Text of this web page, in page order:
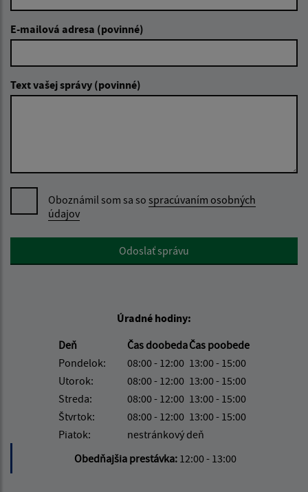
E-mailová adresa (povinné)
Text vašej správy (povinné)
Oboznámil som sa so spracúvaním osobných
údajov
Google reCaptcha ResponseOdoslať správu
Úradné hodiny:
Deň
Čas doobedaČas poobede
Pondelok:
08:00 - 12:00 13:00 - 15:00
Utorok:
08:00 - 12:00 13:00 - 15:00
Streda:
08:00 - 12:00 13:00 - 15:00
Štvrtok:
08:00 - 12:00 13:00 - 15:00
Piatok:
nestránkový deň
Obedňajšia prestávka: 12:00 - 13:00